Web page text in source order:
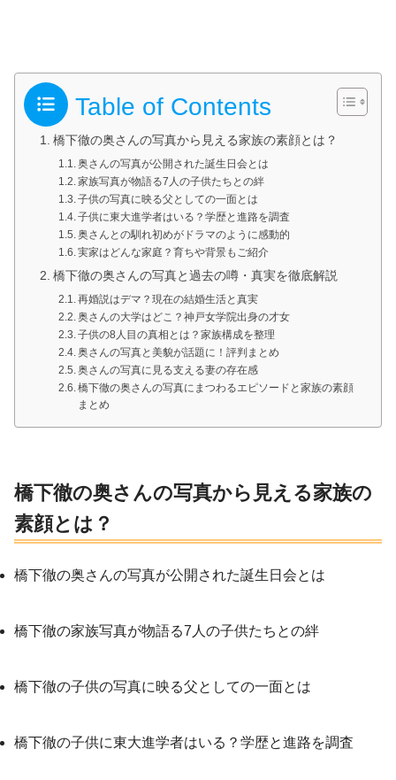
Table of Contents
橋下徹の奥さんの写真から見える家族の素顔とは？
奥さんの写真が公開された誕生日会とは
家族写真が物語る7人の子供たちとの絆
子供の写真に映る父としての一面とは
子供に東大進学者はいる？学歴と進路を調査
奥さんとの馴れ初めがドラマのように感動的
実家はどんな家庭？育ちや背景もご紹介
橋下徹の奥さんの写真と過去の噂・真実を徹底解説
再婚説はデマ？現在の結婚生活と真実
奥さんの大学はどこ？神戸女学院出身の才女
子供の8人目の真相とは？家族構成を整理
奥さんの写真と美貌が話題に！評判まとめ
奥さんの写真に見る支える妻の存在感
橋下徹の奥さんの写真にまつわるエピソードと家族の素顔
まとめ
橋下徹の奥さんの写真から見える家族の
素顔とは？
橋下徹の奥さんの写真が公開された誕生日会とは
橋下徹の家族写真が物語る7人の子供たちとの絆
橋下徹の子供の写真に映る父としての一面とは
橋下徹の子供に東大進学者はいる？学歴と進路を調査